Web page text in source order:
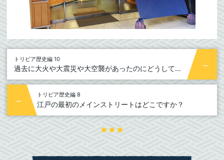
トリビア歴史編 10
過去に大火や大震災や大空襲があったのにどうして同じ場所で商売し続ける老舗が多いのですか？
トリビア歴史編 8
江戸の最初のメインストリートはどこですか？